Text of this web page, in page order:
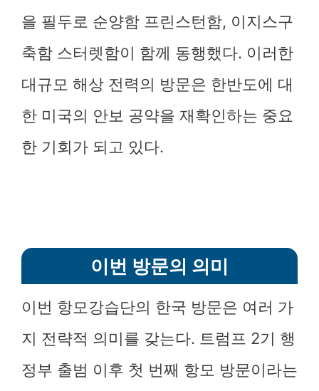
을 필두로 순양함 프린스턴함, 이지스구
축함 스터렛함이 함께 동행했다. 이러한
대규모 해상 전력의 방문은 한반도에 대
한 미국의 안보 공약을 재확인하는 중요
한 기회가 되고 있다.
이번 방문의 의미
이번 항모강습단의 한국 방문은 여러 가
지 전략적 의미를 갖는다. 트럼프 2기 행
정부 출범 이후 첫 번째 항모 방문이라는